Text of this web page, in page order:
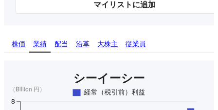
マイリストに追加
株価 業績 配当 沿革 大株主 従業員